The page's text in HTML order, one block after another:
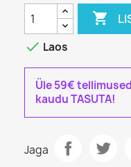

 Laos
Üle 59€
kaudu TASUTA!
Jaga